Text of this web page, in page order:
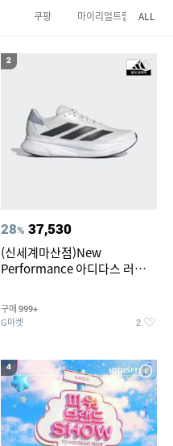
블루원 ALL
쿠팡 마이리얼트립
2
28% 37,530
(신세계마산점)New
Performance 아디다스 러닝화
구매 999+
G마켓 2
4